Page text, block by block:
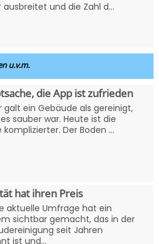
ausbreitet und die Zahl d...
u.v.m.
die App ist zufrieden
galt ein Gebäude als gereinigt,
sauber war. Heute ist die
komplizierter. Der Boden ...
hat ihren Preis
aktuelle Umfrage hat ein
sichtbar gemacht, das in der
seit Jahren
ist und...